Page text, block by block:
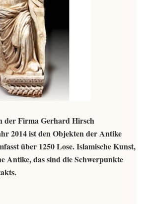
der Firma Gerhard Hirsch
2014 ist den Objekten der Antike
über 1250 Lose. Islamische Kunst,
Antike, das sind die Schwerpunkte